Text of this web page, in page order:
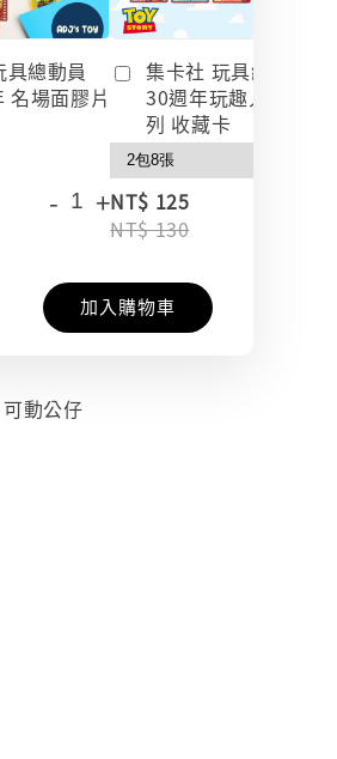
具總動員
名場面膠片
- +
集卡社 玩具總動員
30週年玩趣人生系
列 收藏卡
NT$ 125
NT$ 130
加入購物車
動公仔